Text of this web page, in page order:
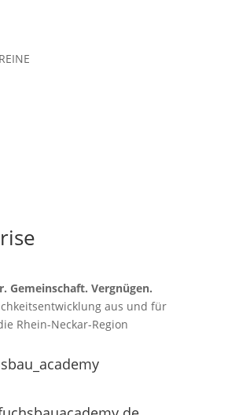
Gemeinschaft. Vergnügen.
aus und für
Rhein-Neckar-Region